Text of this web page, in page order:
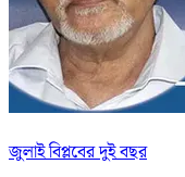
জুলাই বিপ্লবের দুই বছর